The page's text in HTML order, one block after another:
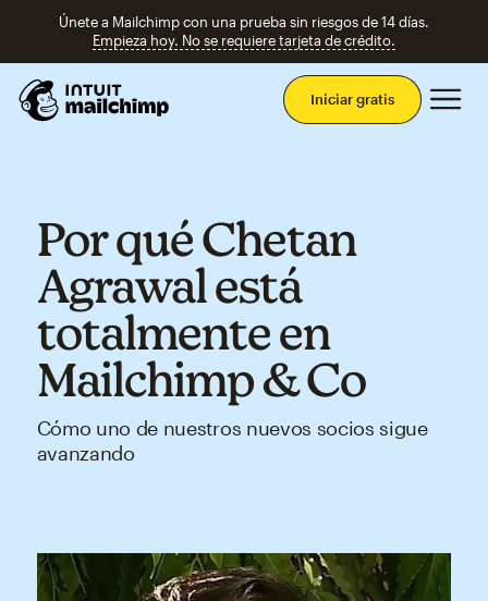
Únete a Mailchimp con una prueba sin riesgos de 14 días.
Empieza hoy. No se requiere tarjeta de crédito.
Iniciar gratis
Por qué Chetan
Agrawal está
totalmente en
Mailchimp & Co
Cómo uno de nuestros nuevos socios sigue
avanzando